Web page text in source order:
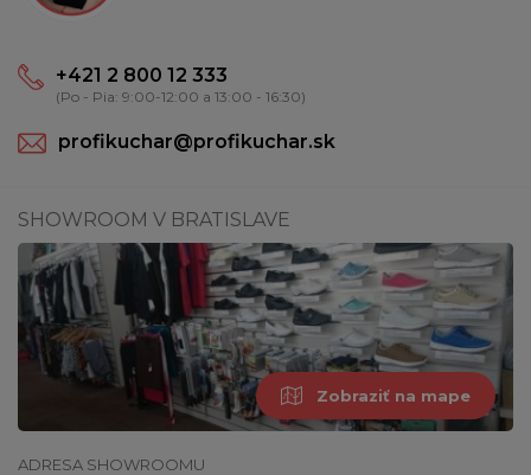
+421 2 800 12 333
(Po - Pia: 9:00-12:00 a 13:00 - 16:30)
profikuchar@profikuchar.sk
SHOWROOM V BRATISLAVE
Zobraziť na mape
ADRESA SHOWROOMU